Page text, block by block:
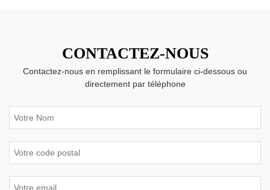
CONTACTEZ-NOUS
Contactez-nous en remplissant le formulaire ci-dessous ou
directement par téléphone